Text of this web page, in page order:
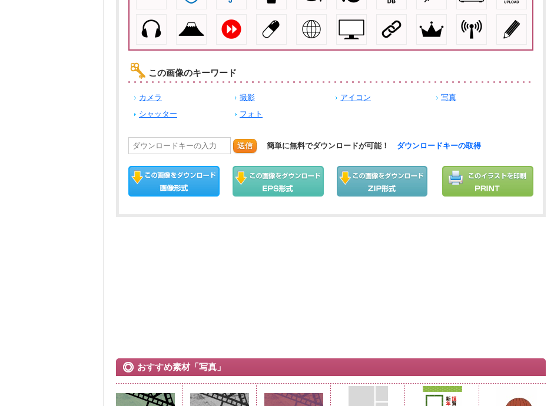
この画像のキーワード
カメラ 撮影 アイコン
写真
シャッター
フォト
送信 簡単に無料でダウンロードが可能！ ダウンロードキーの取得
おすすめ素材「写真」